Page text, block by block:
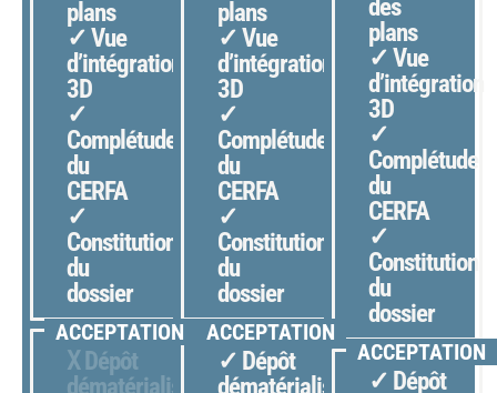
plans
✓ Vue
d’intégration
3D
✓
Complétude
du
CERFA
✓
Constitution
du
dossier
ACCEPTATION
Ⅹ Dépôt
dématérialisé
plans
✓ Vue
d’intégration
3D
✓
Complétude
du
CERFA
✓
Constitution
du
dossier
ACCEPTATION
✓ Dépôt
dématérialisé
des
plans
✓ Vue
d’intégration
3D
✓
Complétude
du
CERFA
✓
Constitution
du
dossier
ACCEPTATION
✓ Dépôt